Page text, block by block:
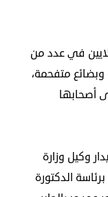
في عدد من
متفحمة،
أصحابها
وكيل وزارة
الدكتورة